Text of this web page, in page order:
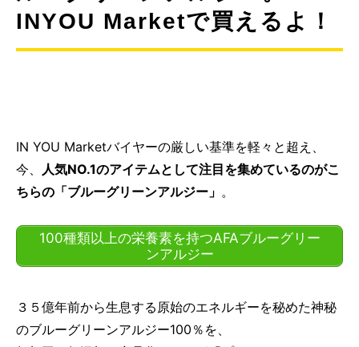
INYOU Marketで買えるよ！
IN YOU Marketバイヤーの厳しい基準を軽々と超え、
今、
人気NO.1のアイテムとして注目を集めているのがこ
ちらの「ブルーグリーンアルジー」 。
100種類以上の栄養素を持つAFAブルーグリー
ンアルジー
３５億年前から生息する原始のエネルギーを秘めた神秘
のブルーグリーンアルジー100％を、